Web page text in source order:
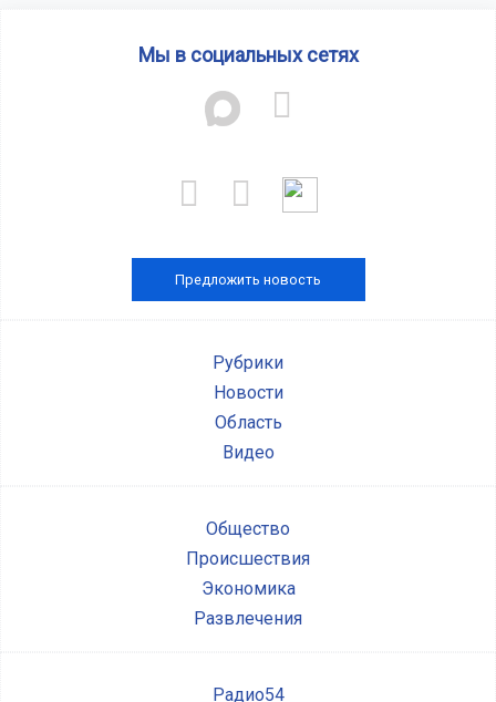
Мы в социальных сетях
Предложить новость
Рубрики
Новости
Область
Видео
Общество
Происшествия
Экономика
Развлечения
Радио54